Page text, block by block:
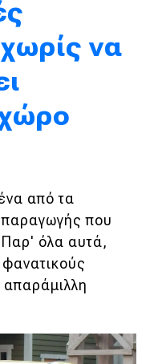
να
από τα
παραγωγής που
όλα αυτά,